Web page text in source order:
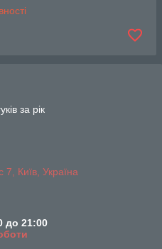
за рік
7, Київ, Україна
до 21:00